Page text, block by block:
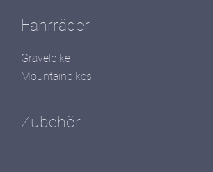
Fahrräder
Gravelbike
Mountainbikes
Zubehör